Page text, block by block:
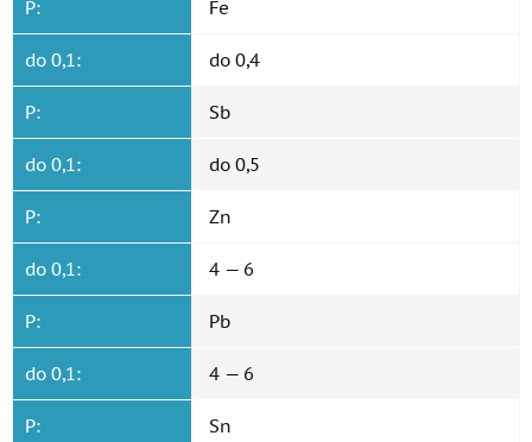
P: Fe
do 0,1: do 0,4
P: Sb
do 0,1: do 0,5
P: Zn
do 0,1: 4 — 6
P: Pb
do 0,1: 4 — 6
P: Sn